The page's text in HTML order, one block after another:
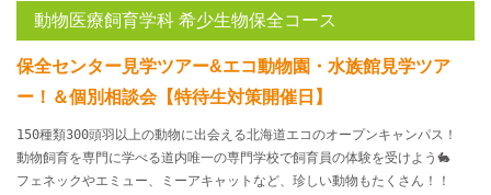
動物医療飼育学科 希少生物保全コース
保全センター見学ツアー&エコ動物園・水族館見学ツア
ー！＆個別相談会【特待生対策開催日】
150種類300頭羽以上の動物に出会える北海道エコのオープンキャンパス！
動物飼育を専門に学べる道内唯一の専門学校で飼育員の体験を受けよう🐇
フェネックやエミュー、ミーアキャットなど、珍しい動物もたくさん！！